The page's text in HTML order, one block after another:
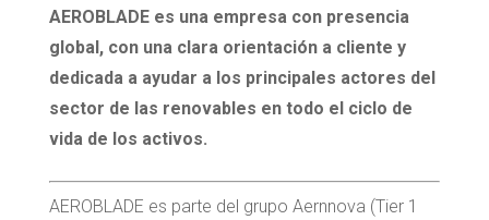
AEROBLADE es una empresa con presencia
global, con una clara orientación a cliente y
dedicada a ayudar a los principales actores del
sector de las renovables en todo el ciclo de
vida de los activos.
AEROBLADE es parte del grupo Aernnova (Tier 1